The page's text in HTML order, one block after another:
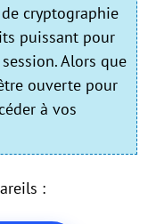
cryptographie
puissant pour
Alors que
ouverte pour
à vos
: